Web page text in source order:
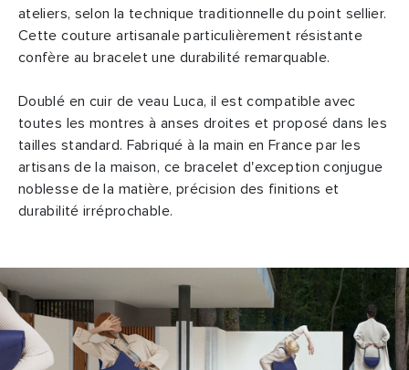
ateliers, selon la technique traditionnelle du point sellier.
Cette couture artisanale particulièrement résistante
confère au bracelet une durabilité remarquable.
Doublé en cuir de veau Luca, il est compatible avec
toutes les montres à anses droites et proposé dans les
tailles standard. Fabriqué à la main en France par les
artisans de la maison, ce bracelet d'exception conjugue
noblesse de la matière, précision des finitions et
durabilité irréprochable.